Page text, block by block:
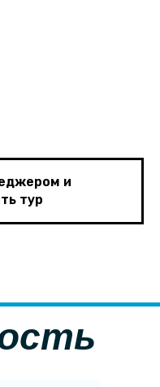
и
тур